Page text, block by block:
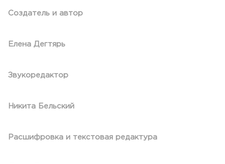
Создатель и автор
Елена Дегтярь
Звукоредактор
Никита Бельский
Расшифровка и текстовая редактура